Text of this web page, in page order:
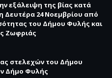
εξάλειψη της βίας κατά
Δευτέρα 24 Νοεμβρίου από
του Δήμου Φυλής και
Ζωφριάς
στελεχών του Δήμου
Δήμο Φυλής